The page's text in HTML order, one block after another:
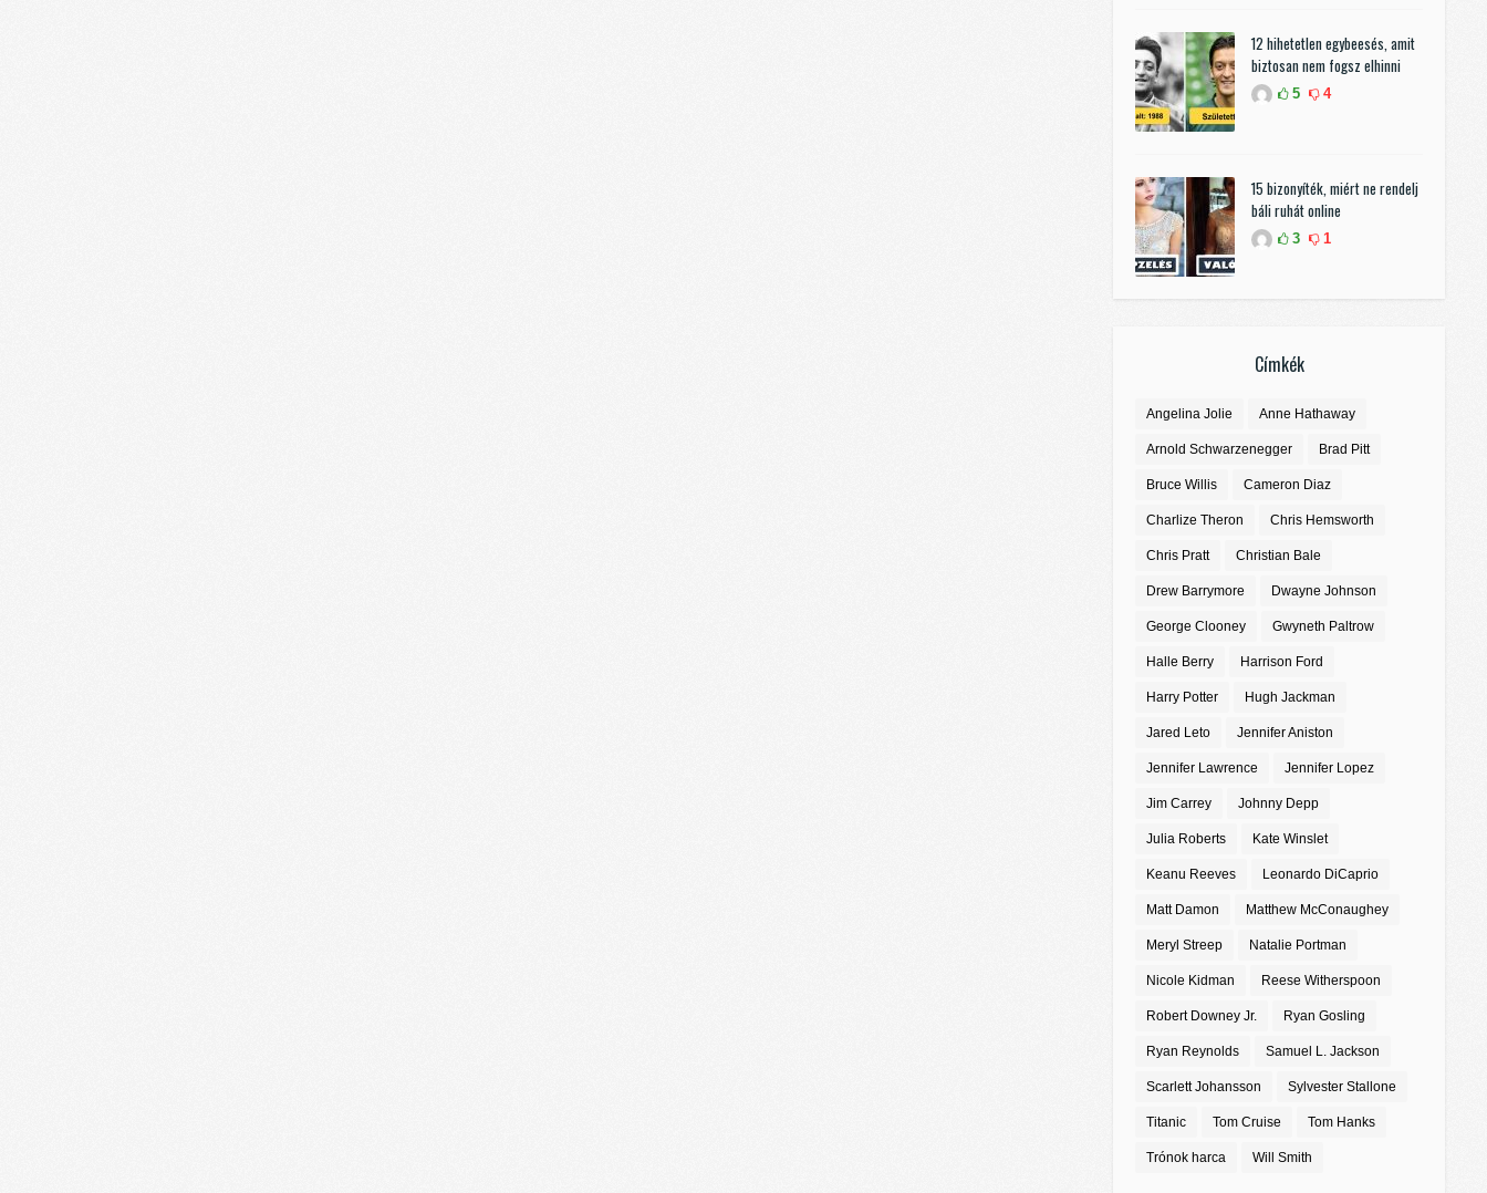
12 hihetetlen egybeesés, amit
biztosan nem fogsz elhinni
5 4
15 bizonyíték, miért ne rendelj
báli ruhát online
3 1
Címkék
Angelina Jolie Anne Hathaway
Arnold Schwarzenegger Brad Pitt
Bruce Willis Cameron Diaz
Charlize Theron Chris Hemsworth
Chris Pratt Christian Bale
Drew Barrymore Dwayne Johnson
George Clooney Gwyneth Paltrow
Halle Berry Harrison Ford
Harry Potter Hugh Jackman
Jared Leto Jennifer Aniston
Jennifer Lawrence Jennifer Lopez
Jim Carrey Johnny Depp
Julia Roberts Kate Winslet
Keanu Reeves Leonardo DiCaprio
Matt Damon Matthew McConaughey
Meryl Streep Natalie Portman
Nicole Kidman Reese Witherspoon
Robert Downey Jr. Ryan Gosling
Ryan Reynolds Samuel L. Jackson
Scarlett Johansson Sylvester Stallone
Titanic Tom Cruise Tom Hanks
Trónok harca Will Smith